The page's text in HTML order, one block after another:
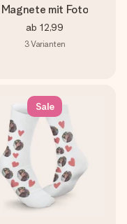
Magnete mit Foto
ab 12,99
3Varianten
Sale